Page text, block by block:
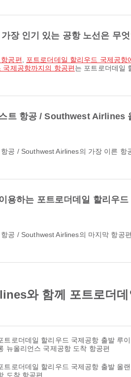
장 인기 있는 공항 노선은 무
공편 포트로더데일 할리우드 국제공
제공항까지의 항공편는 포트로더데일
트 항공 / Southwest Airlines
하는 포트로더데일 할리우
와 함께 포트로더
트로더데일 할리우드 국제공항 출발 루
뉴올리언스 국제공항 도착 항공편
트로더데일 할리우드 국제공항 출발 올
도착 항공편